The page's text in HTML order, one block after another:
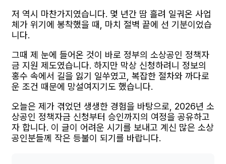
저 역시 마찬가지였습니다. 몇 년간 땀 흘려 일궈온 사업
체가 위기에 봉착했을 때, 마치 절벽 끝에 선 기분이었습
니다.
그때 제 눈에 들어온 것이 바로 정부의 소상공인 정책자
금 지원 제도였습니다. 하지만 막상 신청하려니 정보의
홍수 속에서 길을 잃기 일쑤였고, 복잡한 절차와 까다로
운 조건 때문에 망설여지기도 했습니다.
오늘은 제가 겪었던 생생한 경험을 바탕으로, 2026년 소
상공인 정책자금 신청부터 승인까지의 여정을 공유하고
자 합니다. 이 글이 어려운 시기를 보내고 계신 많은 소상
공인분들께 작은 등불이 되기를 바랍니다.